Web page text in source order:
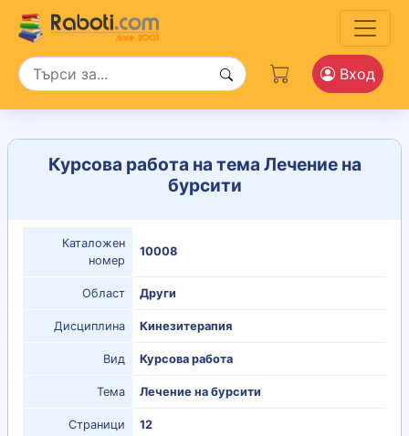
Вход
Курсова работа на тема Лечение на
бурсити
Каталожен
номер
10008
Област Други
Дисциплина Кинезитерапия
Вид Курсова работа
Тема Лечение на бурсити
Страници 12